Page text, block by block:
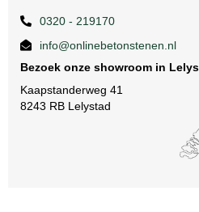
0320 - 219170
info@onlinebetonstenen.nl
Bezoek onze showroom in
Kaapstanderweg 41
8243 RB Lelystad